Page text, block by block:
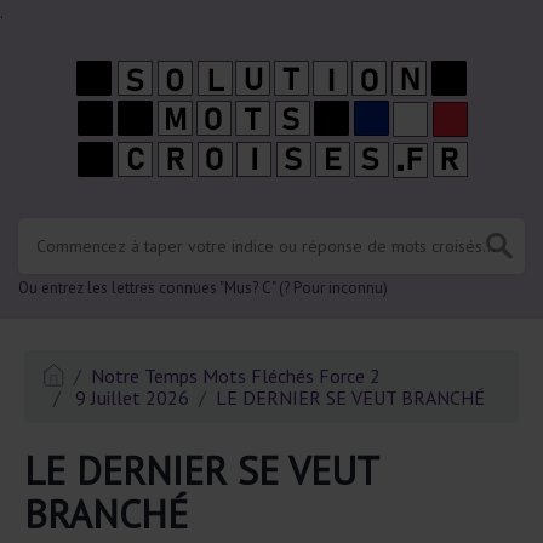
.
Ou entrez les lettres connues "Mus? C" (? Pour inconnu)
Notre Temps Mots Fléchés Force 2
9 Juillet 2026
LE DERNIER SE VEUT BRANCHÉ
LE DERNIER SE VEUT
BRANCHÉ